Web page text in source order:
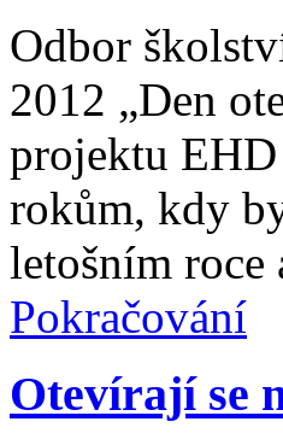
Odbor
2012 „Den
projektu
rokům, kdy
letošním
Pokračování
Otevírají se